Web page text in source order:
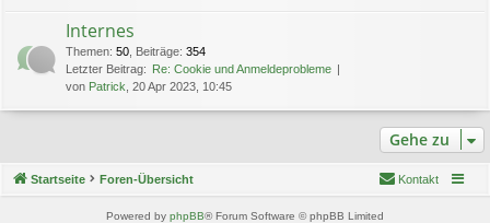
Internes
Themen: 50 Beiträge: 354
Letzter Beitrag: Re: Cookie und Anmeldeprobleme
von Patrick , 20 Apr 2023, 10:45
Gehe zu
Startseite Foren-Übersicht Kontakt
Powered by phpBB® Forum Software © phpBB Limited